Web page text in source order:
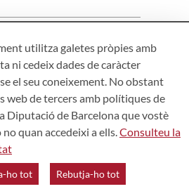
de Serveis de Biblioteques. Zamora,
934 022 241
utilitza galetes pròpies amb
ni cedeix dades de caràcter
el seu coneixement. No obstant
web de tercers amb polítiques de
Diputació de Barcelona que vostè
quan accedeixi a ells.Consulteu la
ho tot Rebutja-ho tot